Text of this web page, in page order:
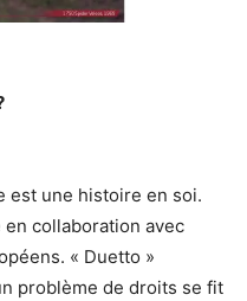
est une histoire en soi.
collaboration avec
« Duetto »
problème de droits se fit